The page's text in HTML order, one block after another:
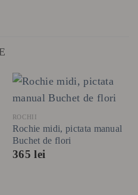
ROCHII
Rochie midi, pictata manual
Buchet de flori
365lei